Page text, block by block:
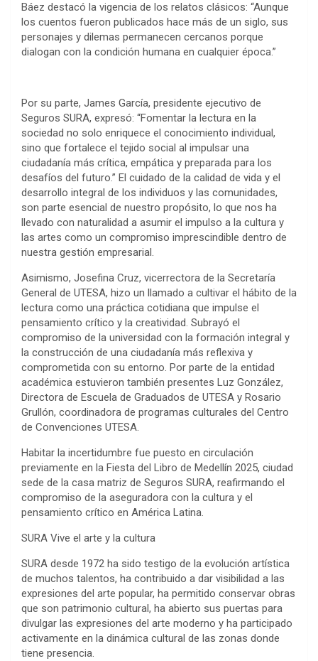
Báez destacó la vigencia de los relatos clásicos: “Aunque
los cuentos fueron publicados hace más de un siglo, sus
personajes y dilemas permanecen cercanos porque
dialogan con la condición humana en cualquier época.”
Por su parte, James García, presidente ejecutivo de
Seguros SURA, expresó: “Fomentar la lectura en la
sociedad no solo enriquece el conocimiento individual,
sino que fortalece el tejido social al impulsar una
ciudadanía más crítica, empática y preparada para los
desafíos del futuro.” El cuidado de la calidad de vida y el
desarrollo integral de los individuos y las comunidades,
son parte esencial de nuestro propósito, lo que nos ha
llevado con naturalidad a asumir el impulso a la cultura y
las artes como un compromiso imprescindible dentro de
nuestra gestión empresarial.
Asimismo, Josefina Cruz, vicerrectora de la Secretaría
General de UTESA, hizo un llamado a cultivar el hábito de la
lectura como una práctica cotidiana que impulse el
pensamiento crítico y la creatividad. Subrayó el
compromiso de la universidad con la formación integral y
la construcción de una ciudadanía más reflexiva y
comprometida con su entorno. Por parte de la entidad
académica estuvieron también presentes Luz González,
Directora de Escuela de Graduados de UTESA y Rosario
Grullón, coordinadora de programas culturales del Centro
de Convenciones UTESA.
Habitar la incertidumbre fue puesto en circulación
previamente en la Fiesta del Libro de Medellín 2025, ciudad
sede de la casa matriz de Seguros SURA, reafirmando el
compromiso de la aseguradora con la cultura y el
pensamiento crítico en América Latina.
SURA Vive el arte y la cultura
SURA desde 1972 ha sido testigo de la evolución artística
de muchos talentos, ha contribuido a dar visibilidad a las
expresiones del arte popular, ha permitido conservar obras
que son patrimonio cultural, ha abierto sus puertas para
divulgar las expresiones del arte moderno y ha participado
activamente en la dinámica cultural de las zonas donde
tiene presencia.